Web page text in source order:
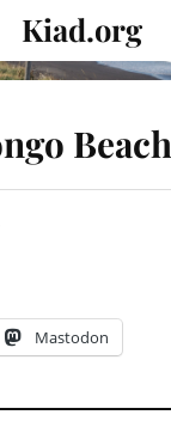
Kiad.org
Beach
Mastodon